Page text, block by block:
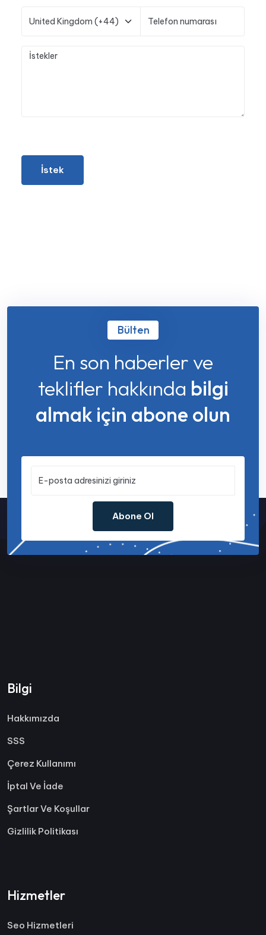
İstek
Bülten
En son haberler ve
teklifler hakkında bilgi
almak için abone olun
Abone Ol
Bilgi
Hakkımızda
SSS
Çerez Kullanımı
İptal Ve İade
Şartlar Ve Koşullar
Gizlilik Politikası
Hizmetler
Seo Hizmetleri